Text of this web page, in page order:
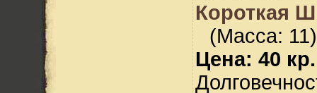
Короткая
(Масса: 11)
Цена: 40 кр.